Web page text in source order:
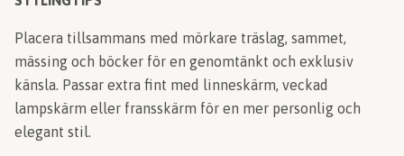
Placera tillsammans med mörkare träslag, sammet,
mässing och böcker för en genomtänkt och exklusiv
känsla. Passar extra fint med linneskärm, veckad
lampskärm eller fransskärm för en mer personlig och
elegant stil.